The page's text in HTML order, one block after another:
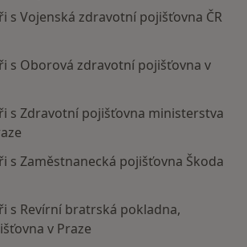
s Vojenská zdravotní pojišťovna ČR
s Oborová zdravotní pojišťovna v
s Zdravotní pojišťovna ministerstva
s Zaměstnanecká pojišťovna Škoda
s Revírní bratrská pokladna,
v Praze